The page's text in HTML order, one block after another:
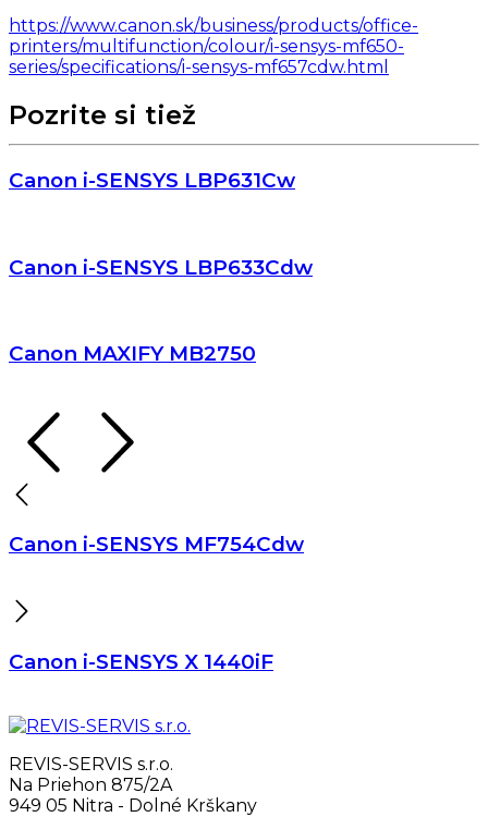
https://www.canon.sk/business/products/office-
printers/multifunction/colour/i-sensys-mf650-
series/specifications/i-sensys-mf657cdw.html
Pozrite si tiež
Canon i-SENSYS LBP631Cw
Canon i-SENSYS LBP633Cdw
Canon MAXIFY MB2750
Canon i-SENSYS MF754Cdw
Canon i-SENSYS X 1440iF
REVIS-SERVIS s.r.o.
Na Priehon 875/2A
949 05 Nitra - Dolné Krškany